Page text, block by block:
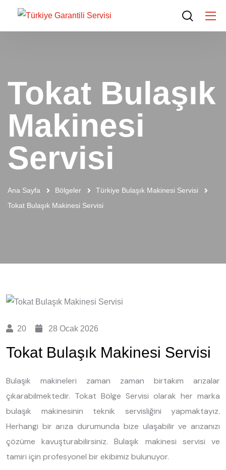
Tokat Bulaşık
Makinesi
Servisi
Ana Sayfa Bölgeler
Türkiye Bulaşık Makinesi Servisi
Tokat Bulaşık Makinesi Servisi
20 28 Ocak 2026
Tokat Bulaşık Makinesi Servisi
Bulaşık makineleri zaman zaman birtakım arızalar
çıkarabilmektedir. Tokat Bölge Servisi olarak her marka
bulaşık makinesinin teknik servisliğini yapmaktayız.
Herhangi bir arıza durumunda bize ulaşabilir ve arızanızı
çözüme kavuşturabilirsiniz. Bulaşık makinesi servisi ve
tamiri için profesyonel bir ekibimiz bulunuyor.